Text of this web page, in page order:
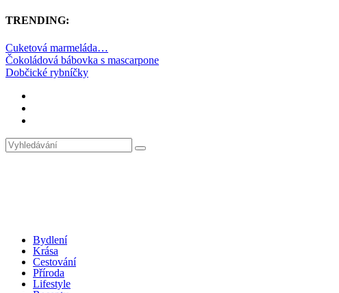
TRENDING:
Cuketová marmeláda…
Čokoládová bábovka s mascarpone
Dobčické rybníčky
Bydlení
Krása
Cestování
Příroda
Lifestyle